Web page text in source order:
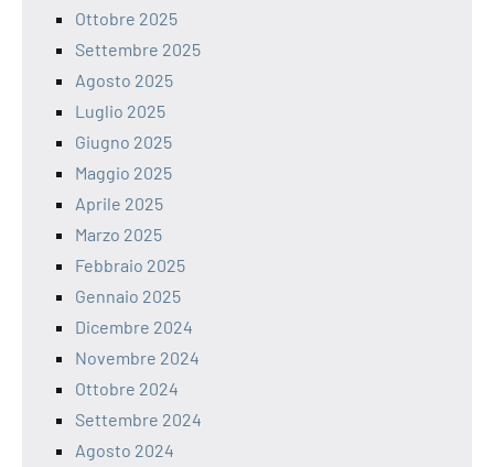
Ottobre 2025
Settembre 2025
Agosto 2025
Luglio 2025
Giugno 2025
Maggio 2025
Aprile 2025
Marzo 2025
Febbraio 2025
Gennaio 2025
Dicembre 2024
Novembre 2024
Ottobre 2024
Settembre 2024
Agosto 2024